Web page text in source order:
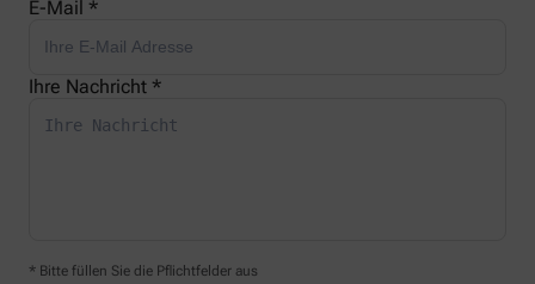
E-Mail *
Ihre Nachricht *
* Bitte füllen Sie die Pflichtfelder aus